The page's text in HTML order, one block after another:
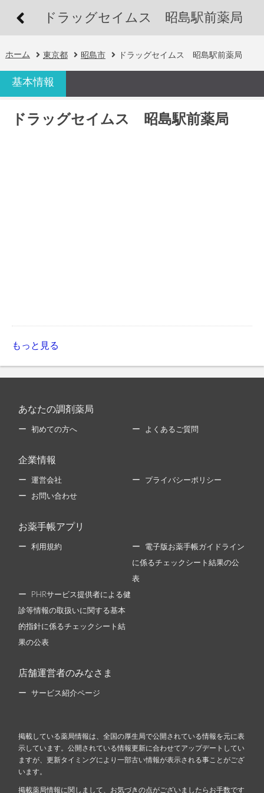
ドラッグセイムス 昭島駅前薬局
ホーム 東京都 昭島市 ドラッグセイムス 昭島駅前薬局
基本情報
ドラッグセイムス 昭島駅前薬局
もっと見る
あなたの調剤薬局
初めての方へ よくあるご質問
企業情報
運営会社 プライバシーポリシー
お問い合わせ
お薬手帳アプリ
利用規約 電子版お薬手帳ガイドライン
に係るチェックシート結果の公
表
PHRサービス提供者による健
診等情報の取扱いに関する基本
的指針に係るチェックシート結
果の公表
店舗運営者のみなさま
サービス紹介ページ
掲載している薬局情報は、全国の厚生局で公開されている情報を元に表
示しています。公開されている情報更新に合わせてアップデートしてい
ますが、更新タイミングにより一部古い情報が表示される事ことがござ
います。
掲載薬局情報に関しまして、お気づきの点がございましたらお手数です